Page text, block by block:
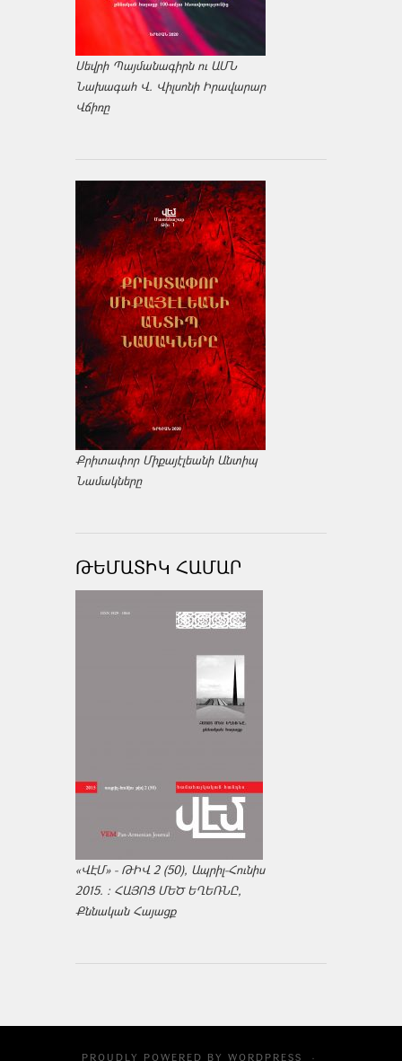
Սեվրի Պայմանագիրն ու ԱՄՆ
Նախագահ Վ. Վիլսոնի Իրավարար
Վճիռը
Քրիտափոր Միքայէլեանի Անտիպ
Նամակները
ԹԵՄԱՏԻԿ ՀԱՄԱՐ
«ՎԷՄ» - ԹԻՎ 2 (50), Ապրիլ-Հունիս
2015. : ՀԱՅՈՑ ՄԵԾ ԵՂԵՌՆԸ,
Քննական Հայացք
PROUDLY POWERED BY WORDPRESS ·